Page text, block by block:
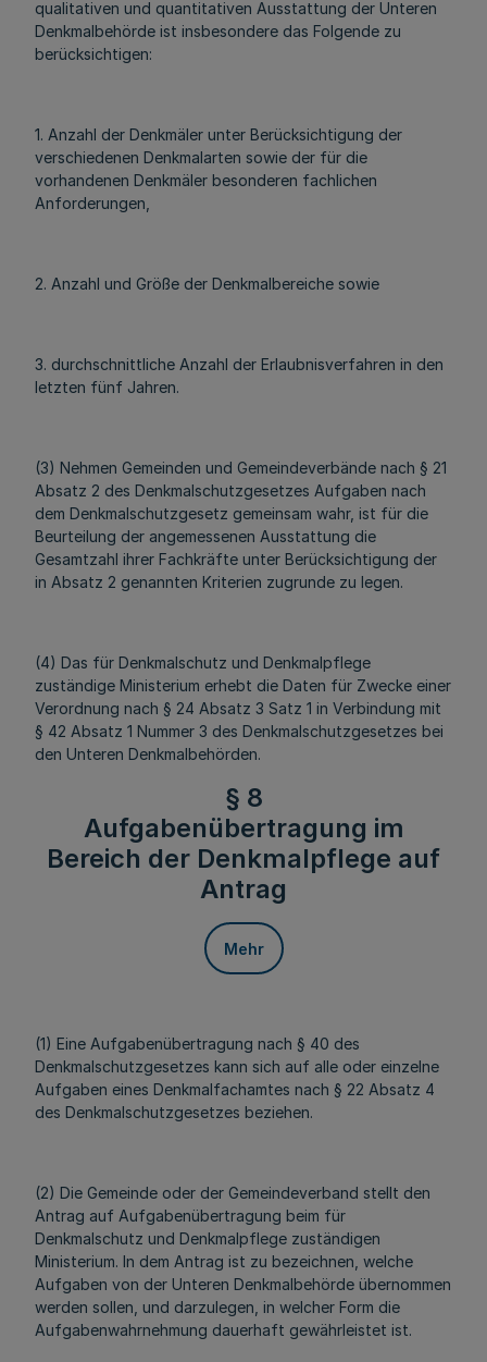
qualitativen und quantitativen Ausstattung der Unteren
Denkmalbehörde ist insbesondere das Folgende zu
berücksichtigen:
1. Anzahl der Denkmäler unter Berücksichtigung der
verschiedenen Denkmalarten sowie der für die
vorhandenen Denkmäler besonderen fachlichen
Anforderungen,
2. Anzahl und Größe der Denkmalbereiche sowie
3. durchschnittliche Anzahl der Erlaubnisverfahren in den
letzten fünf Jahren.
(3) Nehmen Gemeinden und Gemeindeverbände nach § 21
Absatz 2 des Denkmalschutzgesetzes Aufgaben nach
dem Denkmalschutzgesetz gemeinsam wahr, ist für die
Beurteilung der angemessenen Ausstattung die
Gesamtzahl ihrer Fachkräfte unter Berücksichtigung der
in Absatz 2 genannten Kriterien zugrunde zu legen.
(4) Das für Denkmalschutz und Denkmalpflege
zuständige Ministerium erhebt die Daten für Zwecke einer
Verordnung nach § 24 Absatz 3 Satz 1 in Verbindung mit
§ 42 Absatz 1 Nummer 3 des Denkmalschutzgesetzes bei
den Unteren Denkmalbehörden.
§ 8
Aufgabenübertragung im
Bereich der Denkmalpflege auf
Antrag
Mehr
(1) Eine Aufgabenübertragung nach § 40 des
Denkmalschutzgesetzes kann sich auf alle oder einzelne
Aufgaben eines Denkmalfachamtes nach § 22 Absatz 4
des Denkmalschutzgesetzes beziehen.
(2) Die Gemeinde oder der Gemeindeverband stellt den
Antrag auf Aufgabenübertragung beim für
Denkmalschutz und Denkmalpflege zuständigen
Ministerium. In dem Antrag ist zu bezeichnen, welche
Aufgaben von der Unteren Denkmalbehörde übernommen
werden sollen, und darzulegen, in welcher Form die
Aufgabenwahrnehmung dauerhaft gewährleistet ist.